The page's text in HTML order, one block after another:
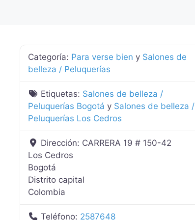
Categoría: Para verse bien y Salones de
belleza / Peluquerías
Etiquetas: Salones de belleza /
Peluquerías Bogotá y Salones de belleza /
Peluquerías Los Cedros
Dirección: CARRERA 19 # 150-42
Los Cedros
Bogotá
Distrito capital
Colombia
Teléfono: 2587648